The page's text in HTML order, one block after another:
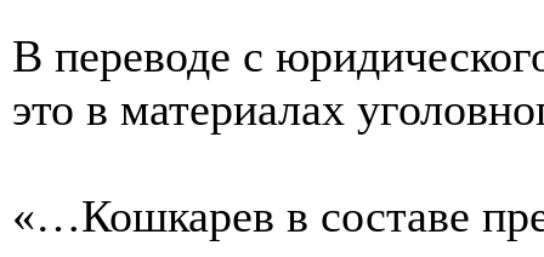
В переводе с
это в материалах
«…Кошкарев в составе